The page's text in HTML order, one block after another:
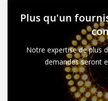
Plus qu'un
Notre expertise de plus
demandes seront